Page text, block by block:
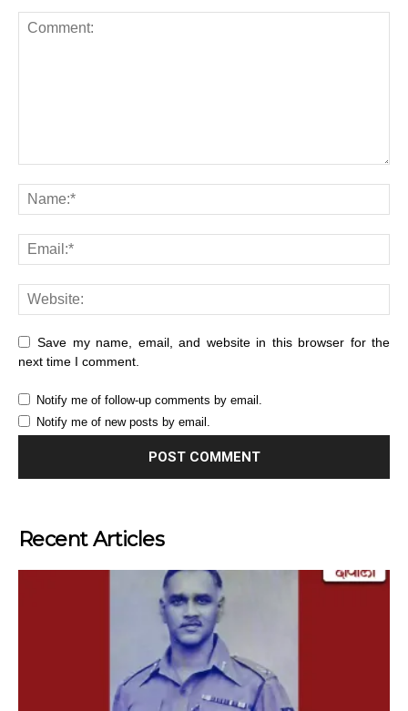
Save my name, email, and website in this browser for the
next time I comment.
Notify me of follow-up comments by email.
Notify me of new posts by email.
Recent Articles